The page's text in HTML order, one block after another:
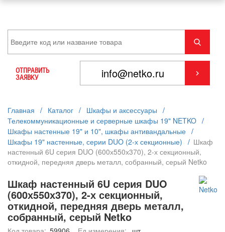
ОТПРАВИТЬ
ЗАЯВКУ
Главная / Каталог / Шкафы и аксессуары /
Телекоммуникационные и серверные шкафы 19" NETKO /
Шкафы настенные 19" и 10", шкафы антивандальные /
Шкафы 19" настенные, серии DUO (2-х секционные) / Шкаф
настенный 6U серия DUO (600х550х370), 2-х секционный,
откидной, передняя дверь металл, собранный, серый Netko
Шкаф настенный 6U серия DUO
(600х550х370), 2-х секционный,
откидной, передняя дверь металл,
собранный, серый Netko